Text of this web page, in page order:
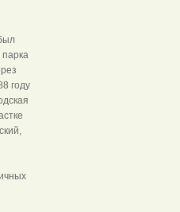
году